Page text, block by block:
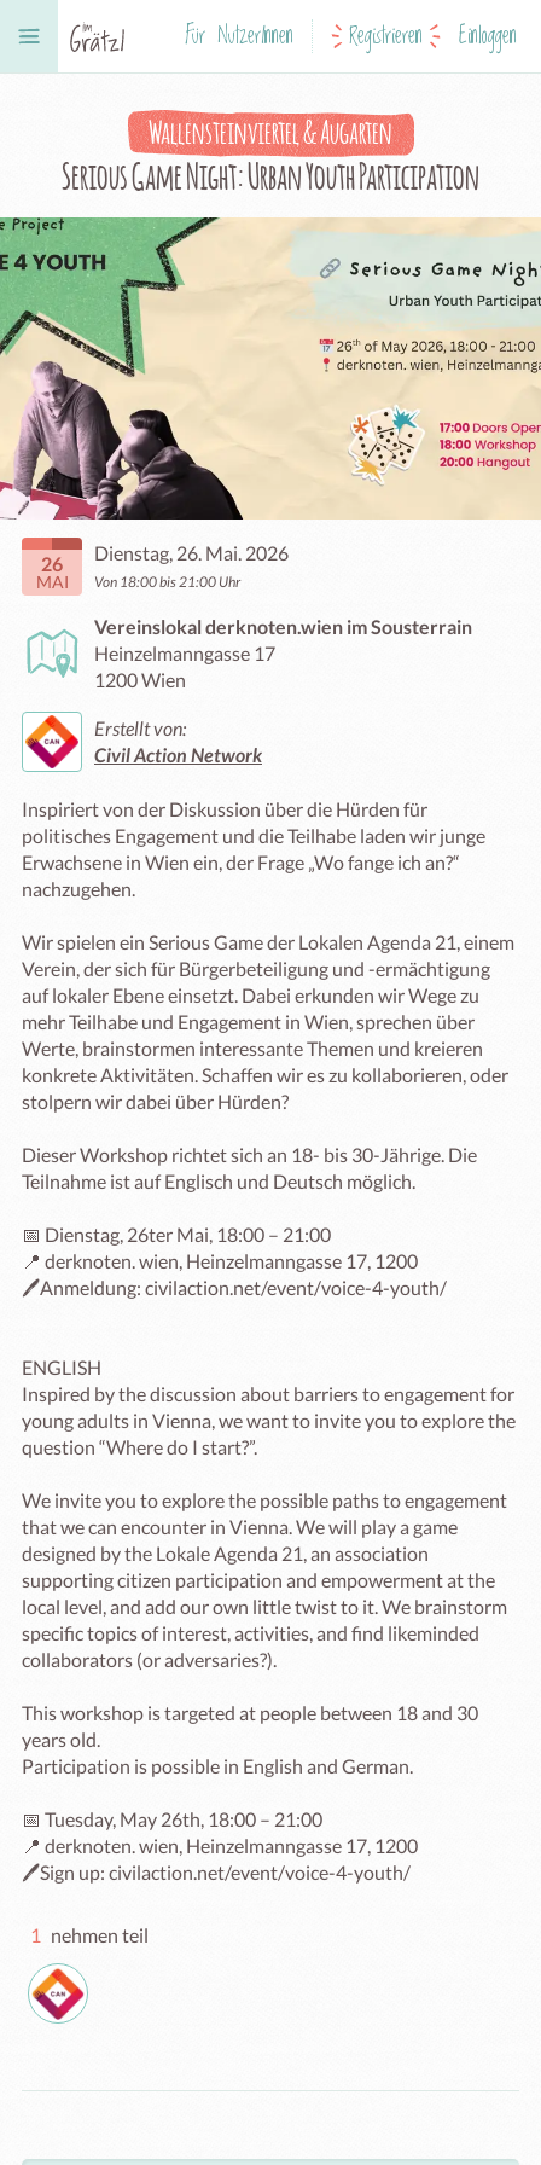
Für NutzerInnen Registrieren Einloggen
Wallensteinviertel & Augarten
Serious Game Night: Urban Youth Participation
26
MAI
Dienstag, 26. Mai. 2026
Von 18:00 bis 21:00 Uhr
Vereinslokal derknoten.wien im Sousterrain
Heinzelmanngasse 17
1200 Wien
Erstellt von:
Civil Action Network
Inspiriert von der Diskussion über die Hürden für
politisches Engagement und die Teilhabe laden wir junge
Erwachsene in Wien ein, der Frage „Wo fange ich an?“
nachzugehen.
Wir spielen ein Serious Game der Lokalen Agenda 21, einem
Verein, der sich für Bürgerbeteiligung und -ermächtigung
auf lokaler Ebene einsetzt. Dabei erkunden wir Wege zu
mehr Teilhabe und Engagement in Wien, sprechen über
Werte, brainstormen interessante Themen und kreieren
konkrete Aktivitäten. Schaffen wir es zu kollaborieren, oder
stolpern wir dabei über Hürden?
Dieser Workshop richtet sich an 18- bis 30-Jährige. Die
Teilnahme ist auf Englisch und Deutsch möglich.
📅 Dienstag, 26ter Mai, 18:00 – 21:00
📍 derknoten. wien, Heinzelmanngasse 17, 1200
🖊️Anmeldung: civilaction.net/event/voice-4-youth/
ENGLISH
Inspired by the discussion about barriers to engagement for
young adults in Vienna, we want to invite you to explore the
question “Where do I start?”.
We invite you to explore the possible paths to engagement
that we can encounter in Vienna. We will play a game
designed by the Lokale Agenda 21, an association
supporting citizen participation and empowerment at the
local level, and add our own little twist to it. We brainstorm
specific topics of interest, activities, and find likeminded
collaborators (or adversaries?).
This workshop is targeted at people between 18 and 30
years old.
Participation is possible in English and German.
📅 Tuesday, May 26th, 18:00 – 21:00
📍 derknoten. wien, Heinzelmanngasse 17, 1200
1 nehmen teil